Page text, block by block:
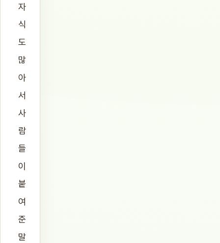
자
식
도
많
아
서
사
람
들
이
붙
여
준
말